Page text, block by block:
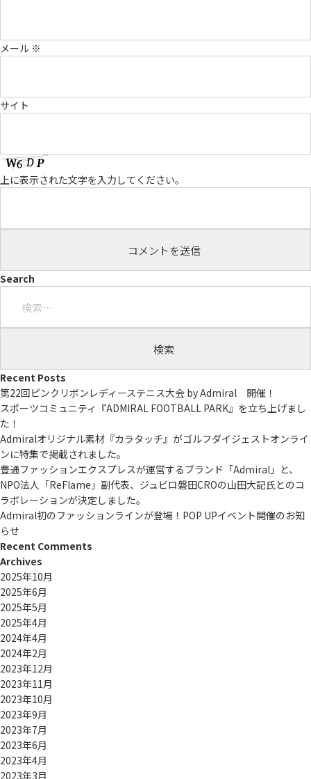
メール ※
サイト
上に表示された文字を入力してください。
Search
Recent Posts
第22回ピンクリボンレディーステニス大会 by Admiral 開催！
スポーツコミュニティ『ADMIRAL FOOTBALL PARK』を立ち上げまし
た！
Admiralオリジナル素材『カラタッチ』がゴルフダイジェストオンライ
ンに特集で掲載されました。
豊通ファッションエクスプレスが運営するブランド「Admiral」と、
NPO法人「ReFlame」副代表、ジュビロ磐田CROの山田大記氏とのコ
ラボレーションが決定しました。
Admiral初のファッションラインが登場！POP UPイベント開催のお知
らせ
Recent Comments
Archives
2025年10月
2025年6月
2025年5月
2025年4月
2024年4月
2024年2月
2023年12月
2023年11月
2023年10月
2023年9月
2023年7月
2023年6月
2023年4月
2023年3月